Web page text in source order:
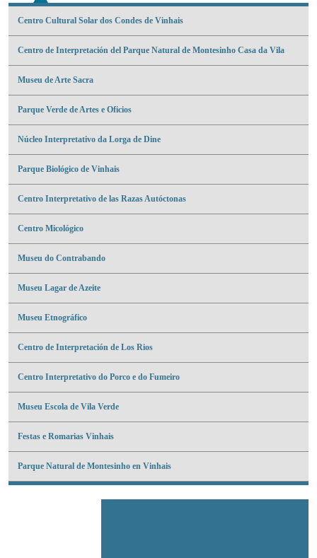
Centro Cultural Solar dos Condes de Vinhais
Centro de Interpretación del Parque Natural de Montesinho Casa da Vila
Museu de Arte Sacra
Parque Verde de Artes e Oficios
Núcleo Interpretativo da Lorga de Dine
Parque Biológico de Vinhais
Centro Interpretativo de las Razas Autóctonas
Centro Micológico
Museu do Contrabando
Museu Lagar de Azeite
Museu Etnográfico
Centro de Interpretación de Los Rios
Centro Interpretativo do Porco e do Fumeiro
Museu Escola de Vila Verde
Festas e Romarias Vinhais
Parque Natural de Montesinho en Vinhais